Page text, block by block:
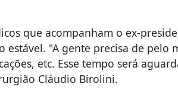
que acompanham o ex-
estável. "A gente precisa de pelo
etc. Esse tempo será
Cláudio Birolini.